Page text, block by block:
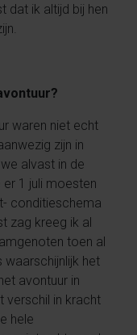
dat ik altijd bij hen
waren niet echt
zijn in
alvast in de
1 juli moesten
conditieschema
zag kreeg ik al
toen al
waarschijnlijk het
avontuur in
verschil in kracht
hele